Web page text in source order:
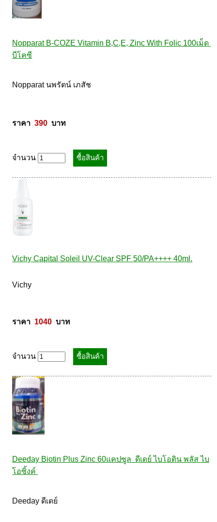
Nopparat B-COZE Vitamin B,C,E, Zinc With Folic 100เม็ด
บีโคซี
Nopparat นพรัตน์ เภสัช
ราคา 390
  บาท
จำนวน
Vichy Capital Soleil UV-Clear SPF 50/PA++++ 40ml.
Vichy
ราคา 1040
  บาท
จำนวน
Deeday Biotin Plus Zinc 60แคปซูล  ดีเดย์ ไบโอติน พลัส ไบ
โอซิ้งค์
Deeday ดีเดย์